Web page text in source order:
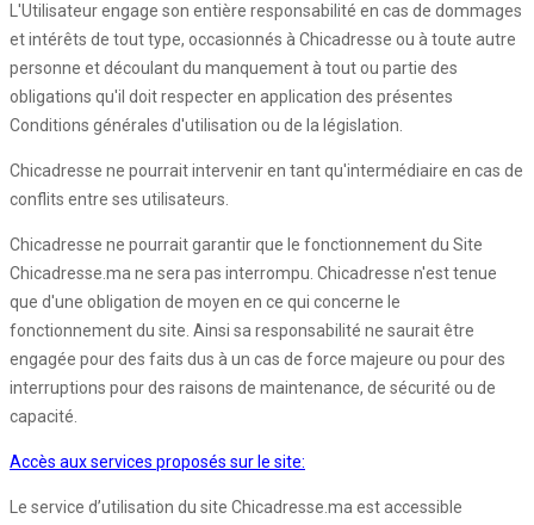
L'Utilisateur engage son entière responsabilité en cas de dommages
et intérêts de tout type, occasionnés à Chicadresse ou à toute autre
personne et découlant du manquement à tout ou partie des
obligations qu'il doit respecter en application des présentes
Conditions générales d'utilisation ou de la législation.
Chicadresse ne pourrait intervenir en tant qu'intermédiaire en cas de
conflits entre ses utilisateurs.
Chicadresse ne pourrait garantir que le fonctionnement du Site
Chicadresse.ma ne sera pas interrompu. Chicadresse n'est tenue
que d'une obligation de moyen en ce qui concerne le
fonctionnement du site. Ainsi sa responsabilité ne saurait être
engagée pour des faits dus à un cas de force majeure ou pour des
interruptions pour des raisons de maintenance, de sécurité ou de
capacité.
Accès aux services proposés sur le site:
Le service d’utilisation du site Chicadresse.ma est accessible